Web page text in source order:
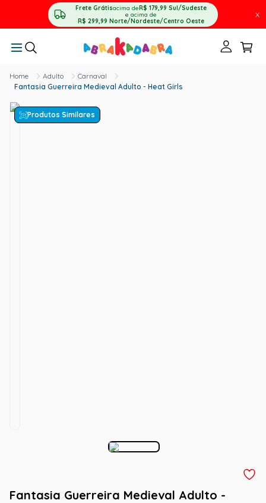
Frete Grátisacima deR$ 179,99 Sul/Sudeste
e acima de
R$ 299,99 Norte/Nordeste/Centro Oeste
X
Adulto
Carnaval
Fantasia Guerreira Medieval Adulto - Heat Girls
Produtos Similares
Fantasia Guerreira Medieval Adulto -